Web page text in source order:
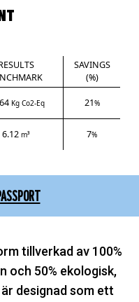
SAVINGS
(%)
Kg Co2-Eq 21%
6.12 m³ 7%
tillverkad av 100%
och 50% ekologisk,
designad som ett